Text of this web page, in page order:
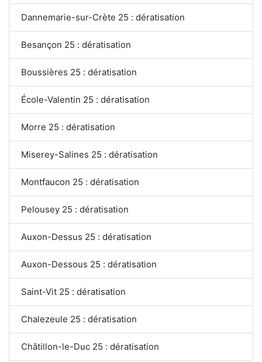
Dannemarie-sur-Crète 25 : dératisation
Besançon 25 : dératisation
Boussières 25 : dératisation
École-Valentin 25 : dératisation
Morre 25 : dératisation
Miserey-Salines 25 : dératisation
Montfaucon 25 : dératisation
Pelousey 25 : dératisation
Auxon-Dessus 25 : dératisation
Auxon-Dessous 25 : dératisation
Saint-Vit 25 : dératisation
Chalezeule 25 : dératisation
Châtillon-le-Duc 25 : dératisation